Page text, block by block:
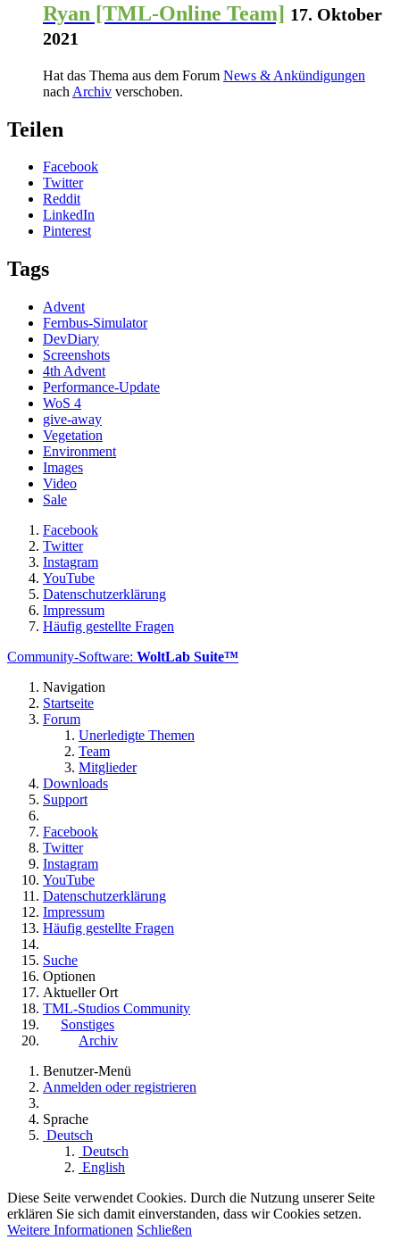
Ryan [TML-Online Team] 17. Oktober
2021
Hat das Thema aus dem Forum News & Ankündigungen
nach Archiv verschoben.
Teilen
Facebook
Twitter
Reddit
LinkedIn
Pinterest
Tags
Advent
Fernbus-Simulator
DevDiary
Screenshots
4th Advent
Performance-Update
WoS 4
give-away
Vegetation
Environment
Images
Video
Sale
Facebook
Twitter
Instagram
YouTube
Datenschutzerklärung
Impressum
Häufig gestellte Fragen
Community-Software: WoltLab Suite™
Navigation
Startseite
Forum
Unerledigte Themen
Team
Mitglieder
Downloads
Support
Facebook
Twitter
Instagram
YouTube
Datenschutzerklärung
Impressum
Häufig gestellte Fragen
Suche
Optionen
Aktueller Ort
TML-Studios Community
Sonstiges
Archiv
Benutzer-Menü
Anmelden oder registrieren
Sprache
Deutsch
Deutsch
English
Diese Seite verwendet Cookies. Durch die Nutzung unserer Seite
erklären Sie sich damit einverstanden, dass wir Cookies setzen.
Weitere Informationen Schließen